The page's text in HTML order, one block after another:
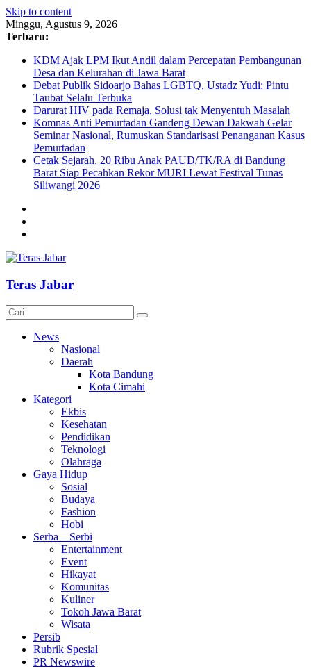
Skip to content
Minggu, Agustus 9, 2026
Terbaru:
KDM Ajak LPM Ikut Andil dalam Percepatan Pembangunan
Desa dan Kelurahan di Jawa Barat
Debat Publik Sidoarjo Bahas LGBTQ, Ustadz Yudi: Pintu
Taubat Selalu Terbuka
Darurat HIV pada Remaja, Solusi tak Menyentuh Masalah
Komnas Anti Pemurtadan Gandeng Dewan Dakwah Gelar
Seminar Nasional, Rumuskan Standarisasi Penanganan Kasus
Pemurtadan
Cetak Sejarah, 20 Ribu Anak PAUD/TK/RA di Bandung
Barat Siap Pecahkan Rekor MURI Lewat Festival Tunas
Siliwangi 2026
Teras Jabar
News
Nasional
Daerah
Kota Bandung
Kota Cimahi
Kategori
Ekbis
Kesehatan
Pendidikan
Teknologi
Olahraga
Gaya Hidup
Sosial
Budaya
Fashion
Hobi
Serba – Serbi
Entertainment
Event
Hikayat
Komunitas
Kuliner
Tokoh Jawa Barat
Wisata
Persib
Rubrik Spesial
PR Newswire